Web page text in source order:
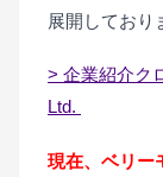
展開しており
> 企業紹介ク
Ltd.
現在、ベリー